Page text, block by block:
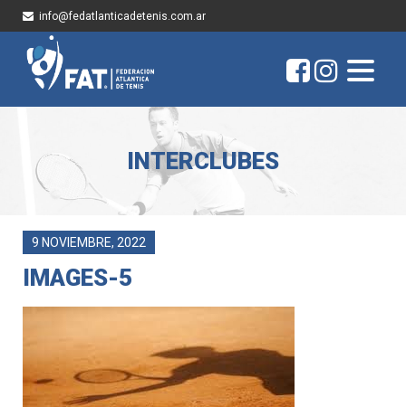
info@fedatlanticadetenis.com.ar
INTERCLUBES
9 NOVIEMBRE, 2022
IMAGES-5